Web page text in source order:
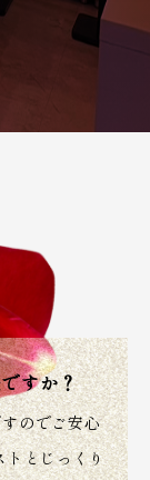
すか？
のでご安心
トとじっくり